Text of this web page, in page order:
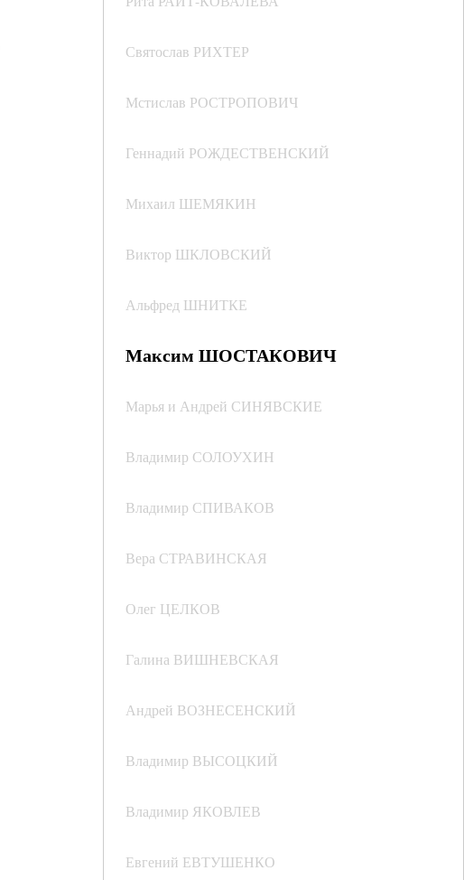
Святослав РИХТЕР
Мстислав РОСТРОПОВИЧ
Геннадий РОЖДЕСТВЕНСКИЙ
Михаил ШЕМЯКИН
Виктор ШКЛОВСКИЙ
Альфред ШНИТКЕ
Максим ШОСТАКОВИЧ
Марья и Андрей СИНЯВСКИЕ
Владимир СОЛОУХИН
Владимир СПИВАКОВ
Вера СТРАВИНСКАЯ
Олег ЦЕЛКОВ
Галина ВИШНЕВСКАЯ
Андрей ВОЗНЕСЕНСКИЙ
Владимир ВЫСОЦКИЙ
Владимир ЯКОВЛЕВ
Евгений ЕВТУШЕНКО